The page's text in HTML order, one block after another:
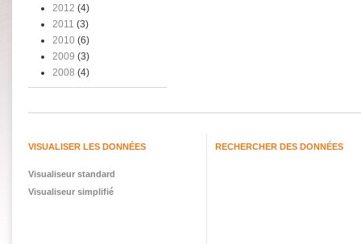
2012 (4)
2011 (3)
2010 (6)
2009 (3)
2008 (4)
VISUALISER LES DONNÉES
Visualiseur standard
Visualiseur simplifié
RECHERCHER DES DONNÉES